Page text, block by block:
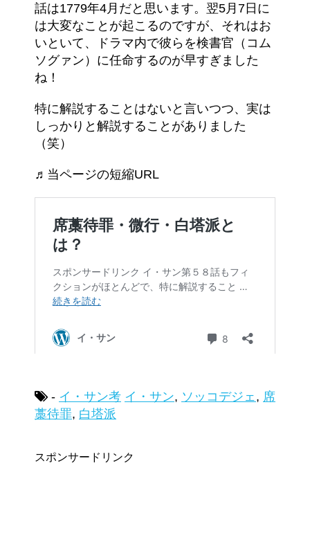
話は1779年4月だと思います。翌5月7日に
は大変なことが起こるのですが、それはお
いといて、ドラマ内で彼らを検書官（コム
ソグァン）に任命するのが早すぎました
ね！
特に解説することはないと言いつつ、実は
しっかりと解説することがありました
（笑）
♬当ページの短縮URL
- イ・サン考 イ・サン, ソッコデジェ , 席
藁待罪, 白塔派
スポンサードリンク